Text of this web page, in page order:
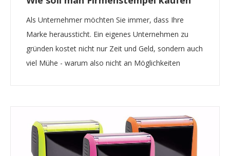
Als Unternehmer möchten Sie immer, dass Ihre
Marke heraussticht. Ein eigenes Unternehmen zu
gründen kostet nicht nur Zeit und Geld, sondern auch
viel Mühe - warum also nicht an Möglichkeiten